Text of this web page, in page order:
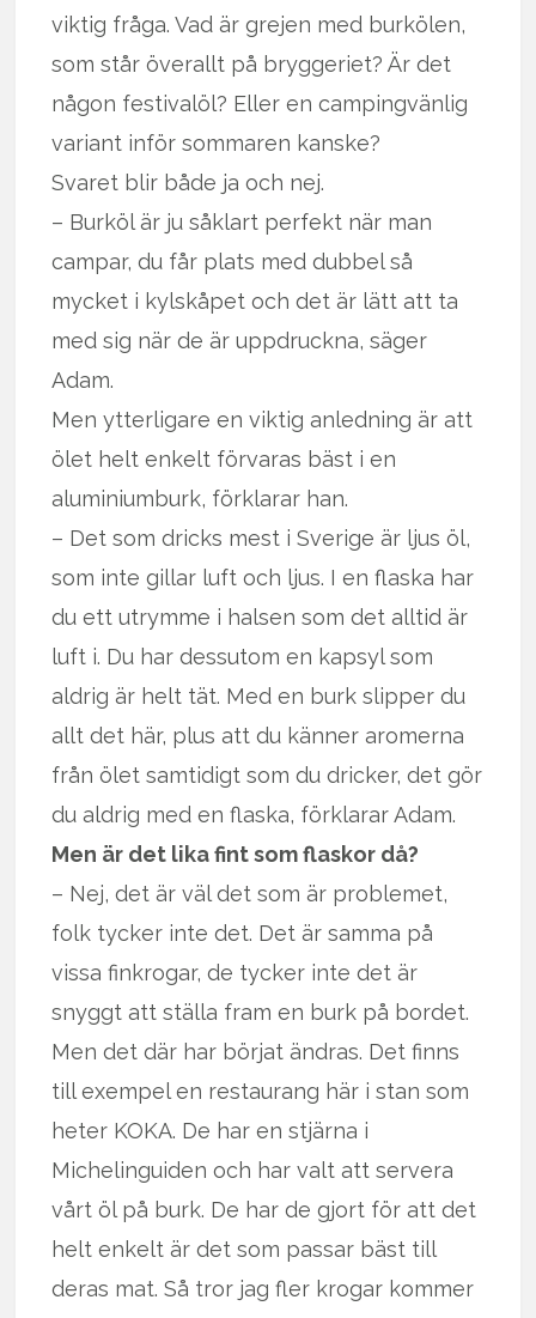
viktig fråga. Vad är grejen med burkölen,
som står överallt på bryggeriet? Är det
någon festivalöl? Eller en campingvänlig
variant inför sommaren kanske?
Svaret blir både ja och nej.
– Burköl är ju såklart perfekt när man
campar, du får plats med dubbel så
mycket i kylskåpet och det är lätt att ta
med sig när de är uppdruckna, säger
Adam.
Men ytterligare en viktig anledning är att
ölet helt enkelt förvaras bäst i en
aluminiumburk, förklarar han.
– Det som dricks mest i Sverige är ljus öl,
som inte gillar luft och ljus. I en flaska har
du ett utrymme i halsen som det alltid är
luft i. Du har dessutom en kapsyl som
aldrig är helt tät. Med en burk slipper du
allt det här, plus att du känner aromerna
från ölet samtidigt som du dricker, det gör
du aldrig med en flaska, förklarar Adam.
Men är det lika fint som flaskor då?
– Nej, det är väl det som är problemet,
folk tycker inte det. Det är samma på
vissa finkrogar, de tycker inte det är
snyggt att ställa fram en burk på bordet.
Men det där har börjat ändras. Det finns
till exempel en restaurang här i stan som
heter KOKA. De har en stjärna i
Michelinguiden och har valt att servera
vårt öl på burk. De har de gjort för att det
helt enkelt är det som passar bäst till
deras mat. Så tror jag fler krogar kommer